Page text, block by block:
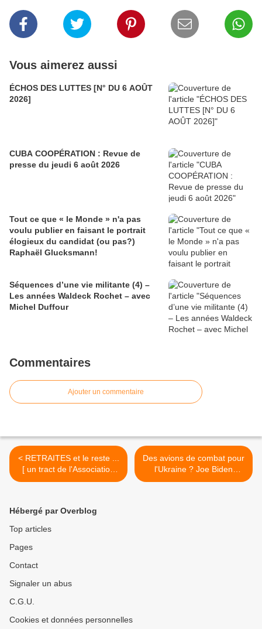
Vous aimerez aussi
ÉCHOS DES LUTTES [N° DU 6 AOÛT
2026]
CUBA COOPÉRATION : Revue de
presse du jeudi 6 août 2026
Tout ce que « le Monde » n'a pas
voulu publier en faisant le portrait
élogieux du candidat (ou pas?)
Raphaël Glucksmann!
Séquences d’une vie militante (4) –
Les années Waldeck Rochet – avec
Michel Duffour
Commentaires
Ajouter un commentaire
< RETRAITES et le reste ...
[ un tract de l'Association
Nationale des Communistes
Des avions de combat pour
l'Ukraine ? Joe Biden
refuse, Emmanuel Macron
Hébergé par Overblog
Top articles
Pages
Contact
Signaler un abus
C.G.U.
Cookies et données personnelles